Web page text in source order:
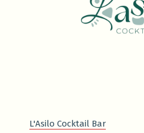
L'Asilo Cocktail Bar